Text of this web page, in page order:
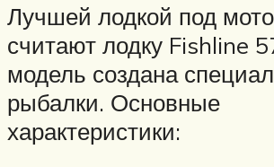
Лучшей лодкой под
считают лодку Fishline
модель создана
рыбалки. Основные
характеристики: